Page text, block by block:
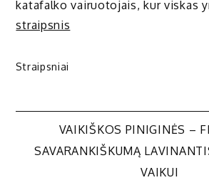
katafalko vairuotojais, kur viskas
straipsnis
Straipsniai
Navigacija
VAIKIŠKOS PINIGINĖS –
SAVARANKIŠKUMĄ
VAIKUI